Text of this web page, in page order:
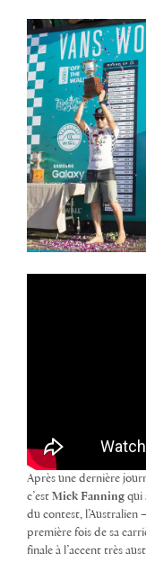
Après une dernière
c’est Mick Fanning qui
du contest, l’Australien
première fois de sa
finale à l’accent très